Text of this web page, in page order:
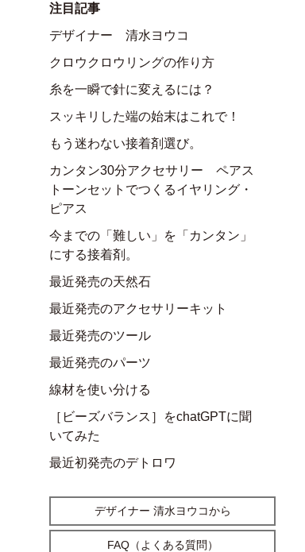
注目記事
デザイナー 清水ヨウコ
クロウクロウリングの作り方
糸を一瞬で針に変えるには？
スッキリした端の始末はこれで！
もう迷わない接着剤選び。
カンタン30分アクセサリー ペアス
トーンセットでつくるイヤリング・
ピアス
今までの「難しい」を「カンタン」
にする接着剤。
最近発売の天然石
最近発売のアクセサリーキット
最近発売のツール
最近発売のパーツ
線材を使い分ける
［ビーズバランス］をchatGPTに聞
いてみた
最近初発売のデトロワ
デザイナー 清水ヨウコから
FAQ（よくある質問）